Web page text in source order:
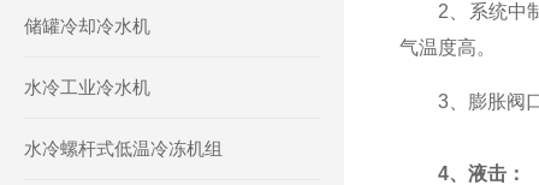
储罐冷却冷水机
水冷工业冷水机
水冷螺杆式低温冷冻机组
2、系统中制
气温度高。
3、膨胀阀口
4、液击：